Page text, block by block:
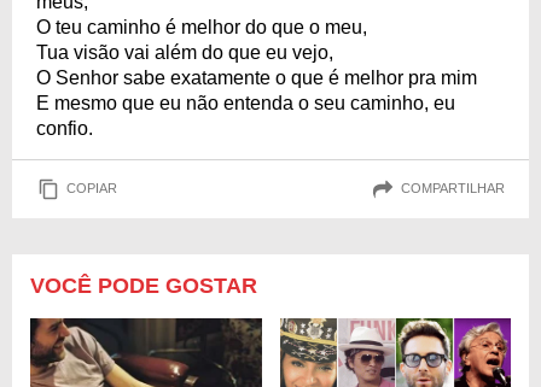
O teu caminho é melhor do que o meu,
Tua visão vai além do que eu vejo,
O Senhor sabe exatamente o que é melhor pra mim
E mesmo que eu não entenda o seu caminho, eu
confio.
COPIAR COMPARTILHAR
VOCÊ PODE GOSTAR